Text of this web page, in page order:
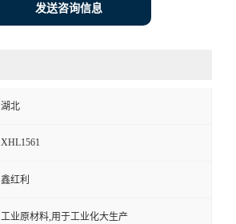
发送咨询信息
湖北
XHL1561
鑫红利
工业原材料,用于工业化大生产